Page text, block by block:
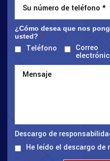
¿Cómo desea que nos
usted? *
Teléfono Correo
Descargo de
He leído el descargo de